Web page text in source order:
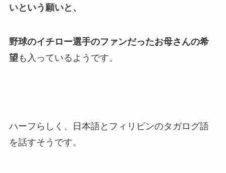
いという願いと、
野球のイチロー選手のファンだったお母さんの希
望 も入っているようです。
ハーフらしく、日本語とフィリピンのタガログ語
を話すそうです。